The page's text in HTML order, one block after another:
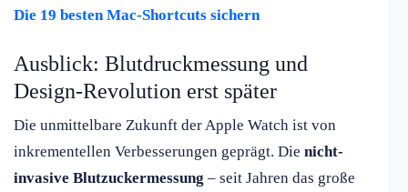
Die 19 besten Mac-Shortcuts sichern
Ausblick: Blutdruckmessung und
Design-Revolution erst später
Die unmittelbare Zukunft der Apple Watch ist von
inkrementellen Verbesserungen geprägt. Die nicht-
invasive Blutzuckermessung – seit Jahren das große